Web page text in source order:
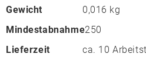
Gewicht
0,016 kg
Mindestabnahme250
Lieferzeit
ca. 10